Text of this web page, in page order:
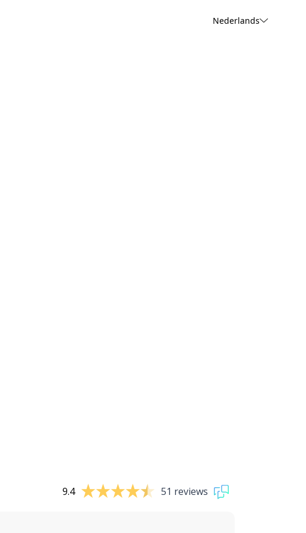
Nederlands
9.4 51 reviews